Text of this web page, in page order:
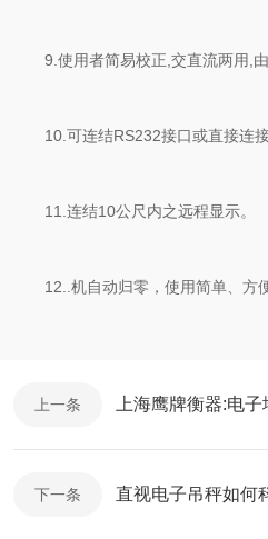
9.使用者简易校正,交直流两用,由
10.可连结RS232接口或直接连接
11.连结10公尺内之远程显示。
12..机自动归零，使用简单、方便
上一条 上海鹰牌衡器:电
下一条 直视电子吊秤如何